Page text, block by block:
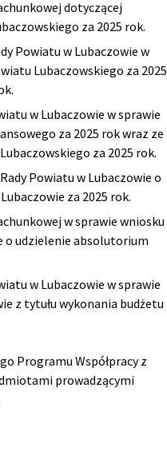
dotyczącej
za 2025 rok.
Powiatu w Lubaczowie w
Lubaczowskiego za 2025
w Lubaczowie w sprawie
za 2025 rok wraz ze
za 2025 rok.
Powiatu w Lubaczowie o
za 2025 rok.
w sprawie wniosku
o udzielenie absolutorium
w Lubaczowie w sprawie
z tytułu wykonania budżetu
Programu Współpracy z
prowadzącymi